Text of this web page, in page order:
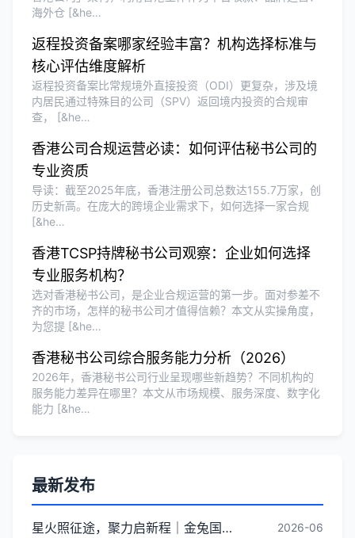
泰国BOI申请+建厂规划一站式服务，完
Olivia Wang ★★★★★
香港公司注册和审计服务专业高效，非常
海外仓 [&he…
返程投资备案哪家经验丰富？机构选择标准与
核心评估维度解析
返程投资备案比常规境外直接投资（ODI）更复杂，涉及境
内居民通过特殊目的公司（SPV）返回境内投资的合规审
查， [&he…
香港公司合规运营必读：如何评估秘书公司的
专业资质
导读：截至2025年底，香港注册公司总数达155.7万家，创
历史新高。在庞大的跨境企业需求下，如何选择一家合规
[&he…
香港TCSP持牌秘书公司观察：企业如何选择
专业服务机构？
选对香港秘书公司，是企业合规运营的第一步。面对参差不
齐的市场，怎样的秘书公司才值得信赖？本文从实操角度，
为您提 [&he…
香港秘书公司综合服务能力分析（2026）
2026年，香港秘书公司行业呈现哪些新趋势？不同机构的
服务能力差异在哪里？本文从市场规模、服务深度、数字化
能力 [&he…
最新发布
星火照征途，聚力启新程｜金兔国际井冈山红色研学团建圆满收官 2026-06